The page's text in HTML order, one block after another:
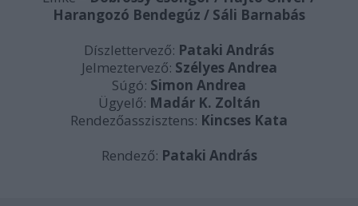
Harangozó Bendegúz / Sáli Barnabás
Díszlettervező: Pataki András
Jelmeztervező: Szélyes Andrea
Súgó: Simon Andrea
Ügyelő: Madár K. Zoltán
Rendezőasszisztens: Kincses Kata
Rendező: Pataki András